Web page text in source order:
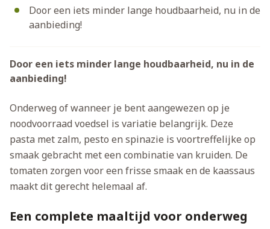
Door een iets minder lange houdbaarheid, nu in de
aanbieding!
Door een iets minder lange houdbaarheid, nu in de
aanbieding!
Onderweg of wanneer je bent aangewezen op je
noodvoorraad voedsel is variatie belangrijk. Deze
pasta met zalm, pesto en spinazie is voortreffelijke op
smaak gebracht met een combinatie van kruiden. De
tomaten zorgen voor een frisse smaak en de kaassaus
maakt dit gerecht helemaal af.
Een complete maaltijd voor onderweg